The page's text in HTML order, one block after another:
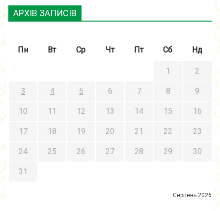
АРХІВ ЗАПИСІВ
Серпень 2026
Пн Вт Ср Чт Пт Сб Нд
1 2
3 4 5 6 7 8 9
10 11 12 13 14 15 16
17 18 19 20 21 22 23
24 25 26 27 28 29 30
31